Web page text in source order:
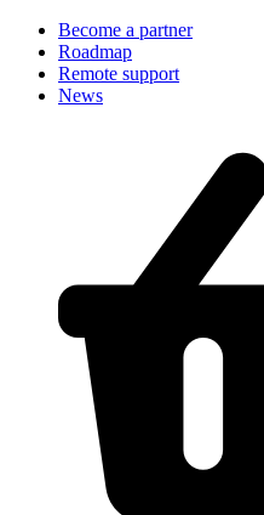
Become a partner
Roadmap
Remote support
News